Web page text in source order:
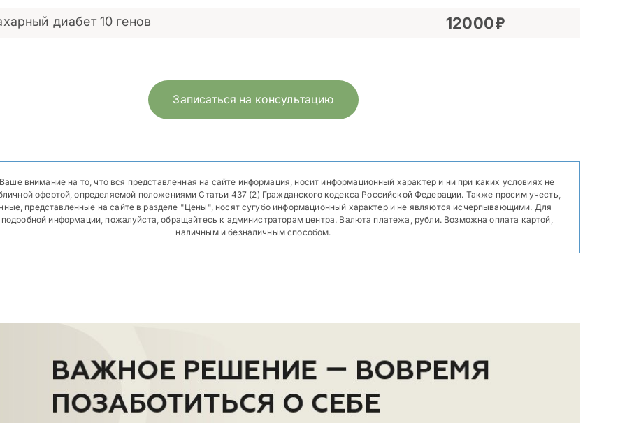
диабет 10 генов 12000
Записаться на консультацию
внимание на то, что вся представленная на сайте информация, носит информационный характер и ни при каких условиях не
офертой, определяемой положениями Статьи 437 (2) Гражданского кодекса Российской Федерации. Также просим учесть,
представленные на сайте в разделе "Цены", носят сугубо информационный характер и не являются исчерпывающими. Для
информации, пожалуйста, обращайтесь к администраторам центра. Валюта платежа, рубли. Возможна оплата картой,
наличным и безналичным способом.